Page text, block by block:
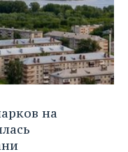
на